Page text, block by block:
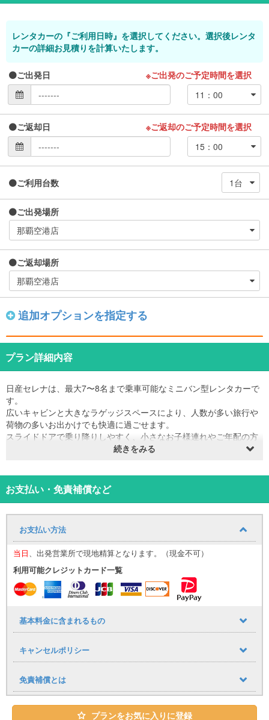
レンタカーの『ご利用日時』を選択してください。選択後レンタ
カーの詳細お見積りを計算いたします。
ご出発日 ※ご出発のご予定時間を選択
ご返却日 ※ご返却のご予定時間を選択
ご利用台数
ご出発場所
ご返却場所
追加オプションを指定する
プラン詳細内容
日産セレナは、最大7〜8名まで乗車可能なミニバン型レンタカーで
す。
広いキャビンと大きなラゲッジスペースにより、人数が多い旅行や
荷物の多いお出かけでも快適に過ごせます。
スライドドアで乗り降りしやすく、小さなお子様連れやご年配の方
お車の紹介動画はこちら！
【那覇空港送迎プランについて】
■送迎運行時間
９：３０～１７：３０
到着時間に応じて、最寄りの送迎便にてご案内いたします。
（例：９：００までに那覇空港に到着→９：３０発の送迎便）
※１時間おきに運行しており、１７：３０まで同様に調整いたしま
す。
下さい。
那覇空港「１４番レンタカー送迎車乗り場」までお越しください。
（ご予約時のお願い）
ご予約時、備考欄に以下の内容を必ずご記入ください。
・到着便名
続きをみる
お支払い・免責補償など
お支払い方法
当日、出発営業所で現地精算となります。（現金不可）
利用可能クレジットカード一覧
基本料金に含まれるもの
キャンセルポリシー
免責補償とは
プランをお気に入りに登録